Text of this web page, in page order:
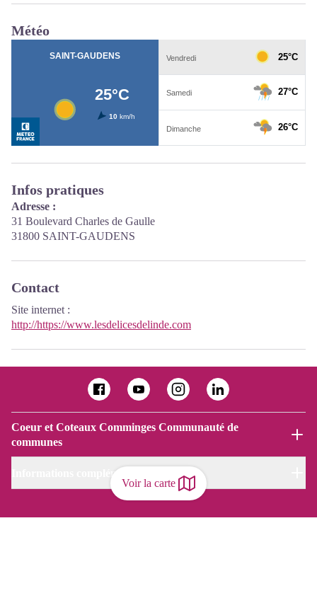
Voir la carte
Météo
Infos pratiques
Adresse :
31 Boulevard Charles de Gaulle
31800 SAINT-GAUDENS
Contact
Site internet :
http://https://www.lesdelicesdelinde.com
Coeur et Coteaux Comminges Communauté de
communes
Informations complémentaires